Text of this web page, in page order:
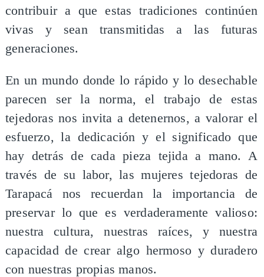
contribuir a que estas tradiciones continúen
vivas y sean transmitidas a las futuras
generaciones.
En un mundo donde lo rápido y lo desechable
parecen ser la norma, el trabajo de estas
tejedoras nos invita a detenernos, a valorar el
esfuerzo, la dedicación y el significado que
hay detrás de cada pieza tejida a mano. A
través de su labor, las mujeres tejedoras de
Tarapacá nos recuerdan la importancia de
preservar lo que es verdaderamente valioso:
nuestra cultura, nuestras raíces, y nuestra
capacidad de crear algo hermoso y duradero
con nuestras propias manos.